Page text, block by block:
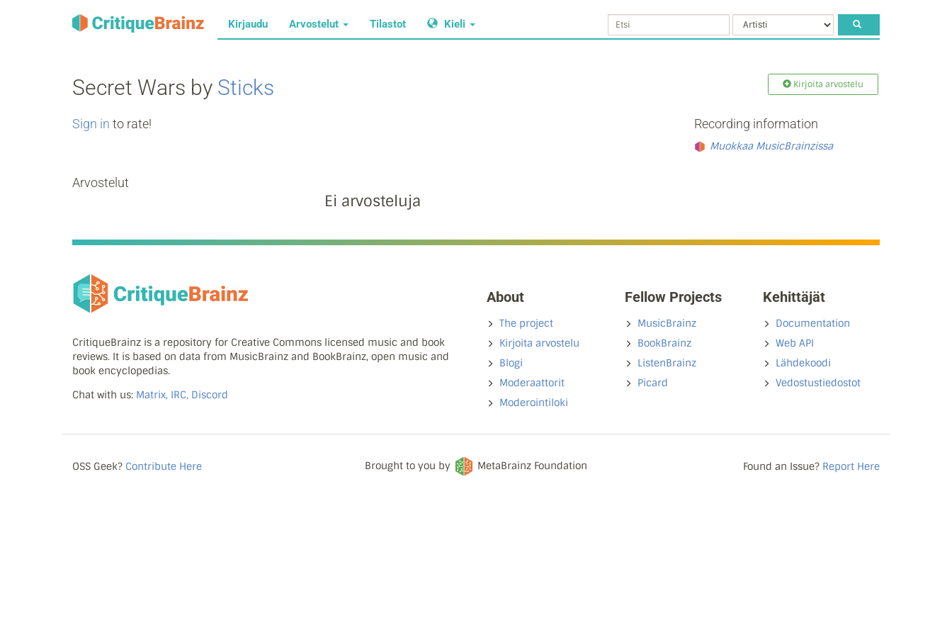
Kirjaudu Arvostelut Tilastot Kieli
Secret Wars by Sticks Kirjoita arvostelu
Sign in to rate!
Arvostelut
Ei arvosteluja
Recording information
Muokkaa MusicBrainzissa
CritiqueBrainz is a repository for Creative Commons licensed music and book
reviews. It is based on data from MusicBrainz and BookBrainz, open music and
book encyclopedias.
Chat with us: Matrix, IRC, Discord
About
The project
Kirjoita arvostelu
Blogi
Moderaattorit
Moderointiloki
Fellow Projects
MusicBrainz
BookBrainz
ListenBrainz
Picard
Kehittäjät
Documentation
Web API
Lähdekoodi
Vedostustiedostot
OSS Geek? Contribute Here Brought to you by MetaBrainz Foundation Found an Issue? Report Here